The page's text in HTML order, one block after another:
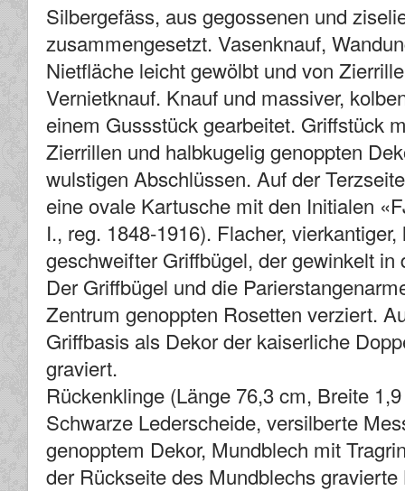
Silbergefäss, aus gegossenen und
zusammengesetzt. Vasenknauf,
Nietfläche leicht gewölbt und von
Vernietknauf. Knauf und massiver,
einem Gussstück gearbeitet. Griffstück
Zierrillen und halbkugelig genoppten
wulstigen Abschlüssen. Auf der
eine ovale Kartusche mit den Initialen
I., reg. 1848-1916). Flacher,
geschweifter Griffbügel, der gewinkelt in
Der Griffbügel und die
Zentrum genoppten Rosetten verziert.
Griffbasis als Dekor der kaiserliche
graviert.
Rückenklinge (Länge 76,3 cm, Breite
Schwarze Lederscheide, versilberte
genopptem Dekor, Mundblech mit
der Rückseite des Mundblechs